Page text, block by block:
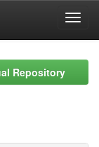
Repository